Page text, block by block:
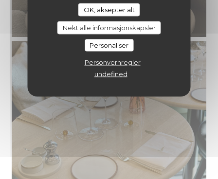
OK, aksepter alt
Nekt alle informasjonskapsler
Personaliser
Personvernregler
undefined
CONSTANTIN